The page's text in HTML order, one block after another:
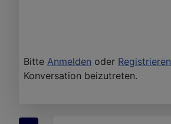
Bitte Anmelden oder Registrieren
Konversation beizutreten.